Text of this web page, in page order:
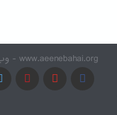
www.aeenebahai.org - وب سایت معرفی آئین بهائی به زبان فارسی